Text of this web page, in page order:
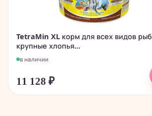
TetraMin XL корм для всех видов рыб
крупные хлопья...
в наличии
11 128 ₽